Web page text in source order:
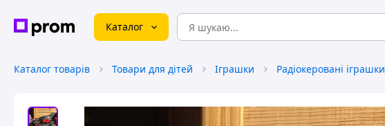
Каталог
Каталог товарів Товари для дітей Іграшки Радіокеровані іграшки